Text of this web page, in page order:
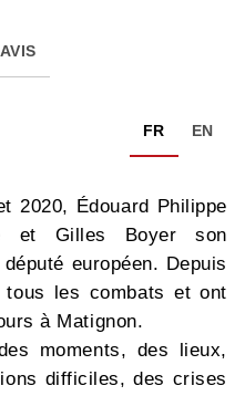
AVIS
FR EN
2020, Édouard Philippe
et Gilles Boyer son
européen. Depuis
les combats et ont
à Matignon.
moments, des lieux,
difficiles, des crises